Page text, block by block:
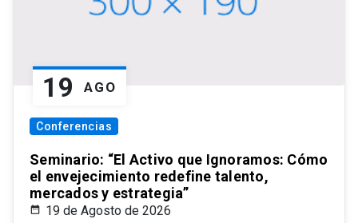
19 AGO
Conferencias
Seminario: “El Activo que Ignoramos: Cómo
el envejecimiento redefine talento,
mercados y estrategia”
19 de Agosto de 2026